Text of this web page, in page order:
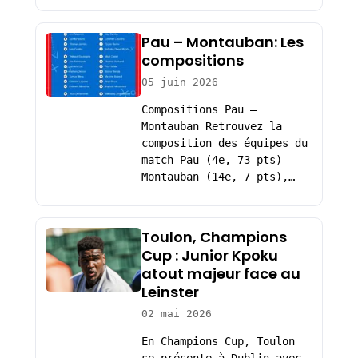
Pau – Montauban: Les
compositions
05 juin 2026
Compositions Pau –
Montauban Retrouvez la
composition des équipes du
match Pau (4e, 73 pts) –
Montauban (14e, 7 pts),…
Toulon, Champions
Cup : Junior Kpoku
atout majeur face au
Leinster
02 mai 2026
En Champions Cup, Toulon